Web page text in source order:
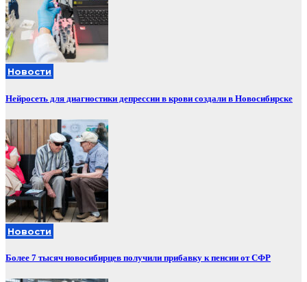
Новости
Нейросеть для диагностики депрессии в крови создали в Новосибирске
Новости
Более 7 тысяч новосибирцев получили прибавку к пенсии от СФР